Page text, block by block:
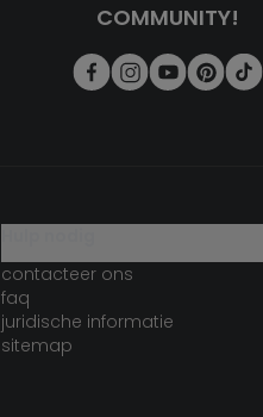
COMMUNITY!
contacteer ons
faq
juridische informatie
sitemap